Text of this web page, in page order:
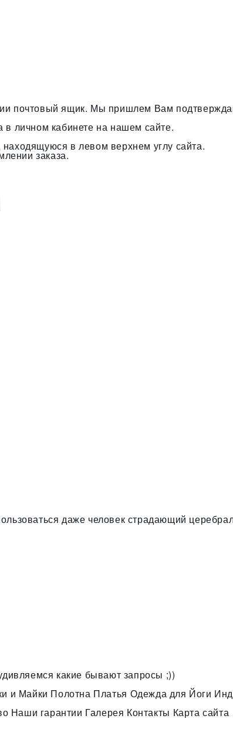
почтовый ящик. Мы пришлем Вам
в личном кабинете на нашем сайте.
в левом верхнем углу сайта.
заказа.
даже человек страдающий
какие бывают запросы ;))
и Майки Полотна Платья Одежда для Йоги
Наши гарантии Галерея Контакты Карта сайта